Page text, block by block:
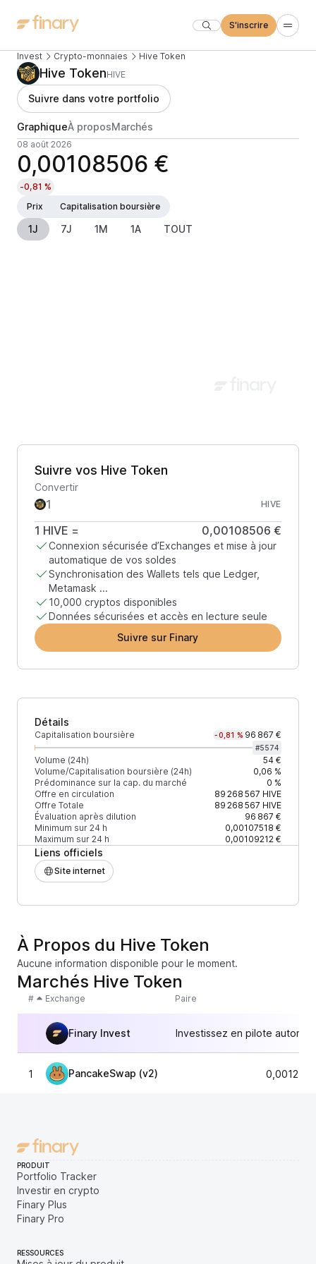
S'inscrire
Invest Crypto-monnaies Hive Token
Hive TokenHIVE
Suivre dans votre portfolio
GraphiqueÀ proposMarchés
08 août 2026
0,00108506 €
-0,81 %
Prix
Capitalisation boursière
1J 7J 1M 1A TOUT
Suivre vos Hive Token
Convertir
HIVE
1 HIVE = 0,00108506 €
Connexion sécurisée d’Exchanges et mise à jour
automatique de vos soldes
Synchronisation des Wallets tels que Ledger,
Metamask ...
10,000 cryptos disponibles
Données sécurisées et accès en lecture seule
Suivre sur Finary
Détails
Capitalisation boursière -0,81 % 96 867 €
#5574
Volume (24h)
54 €
Volume/Capitalisation boursière (24h)
0,06 %
Prédominance sur la cap. du marché
0 %
Offre en circulation
89 268 567 HIVE
Offre Totale
89 268 567 HIVE
Évaluation après dilution
96 867 €
Minimum sur 24 h
0,00107518 €
Maximum sur 24 h
0,00109212 €
Liens officiels
Site internet
À Propos du Hive Token
Aucune information disponible pour le moment.
Marchés Hive Token
# Exchange Paire
Finary Invest Investissez en pilote
1 PancakeSwap (v2)
PRODUIT
Portfolio Tracker
Investir en crypto
Finary Plus
Finary Pro
RESSOURCES